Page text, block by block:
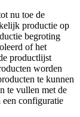
nu toe de
productie op
begroting
of het
productlijst
worden
te kunnen
te vullen met de
configuratie